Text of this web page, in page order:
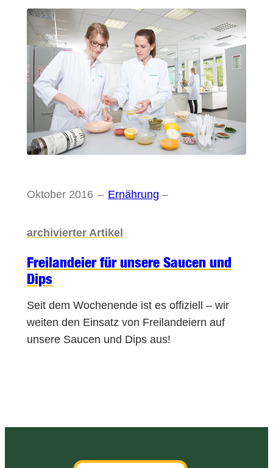
Oktober 2016 – Ernährung –
archivierter Artikel
Freilandeier für unsere Saucen und
Dips
Seit dem Wochenende ist es offiziell – wir
weiten den Einsatz von Freilandeiern auf
unsere Saucen und Dips aus!